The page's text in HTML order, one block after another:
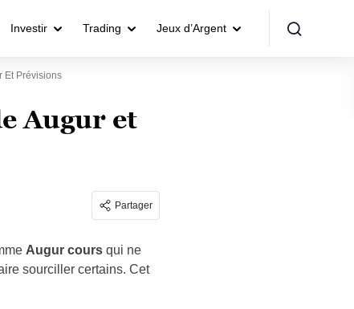
Investir Trading Jeux d’Argent
Et Prévisions
Augur et
Partager
Augur cours qui ne
sourciller certains. Cet